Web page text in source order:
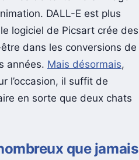
DALL-E est plus
logiciel de Picsart crée des
dans les conversions de
années. Mais désormais,
l’occasion, il suffit de
en sorte que deux chats
que jamais